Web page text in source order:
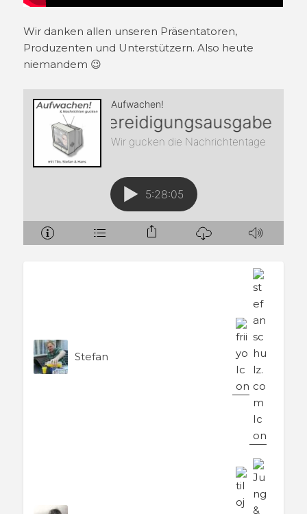
Wir danken allen unseren Präsentatoren,
Produzenten und Unterstützern. Also heute
niemandem 😉
Stefan